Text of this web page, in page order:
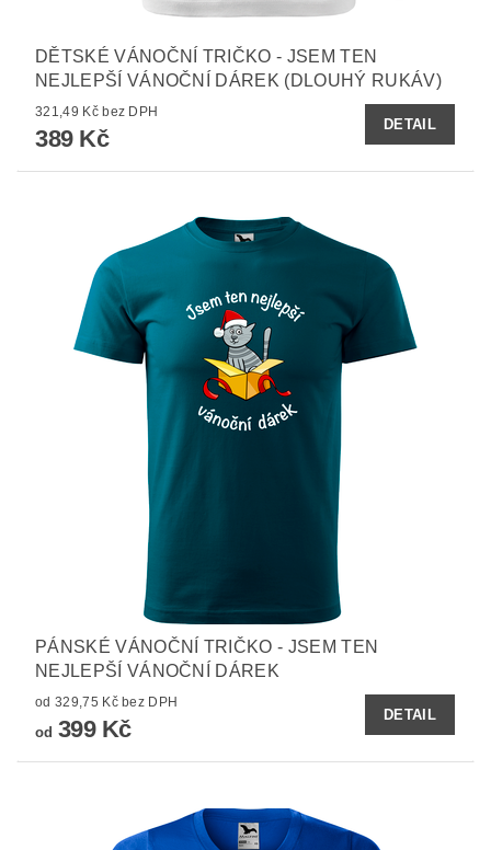
DĚTSKÉ VÁNOČNÍ TRIČKO - JSEM TEN
NEJLEPŠÍ VÁNOČNÍ DÁREK (DLOUHÝ RUKÁV)
321,49 Kč bez DPH
389 Kč
DETAIL
PÁNSKÉ VÁNOČNÍ TRIČKO - JSEM TEN
NEJLEPŠÍ VÁNOČNÍ DÁREK
od 329,75 Kč bez DPH
od 399 Kč
DETAIL